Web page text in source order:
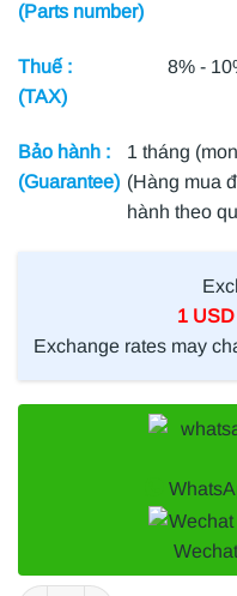
(Parts number)
Thuế :
(TAX)
8% -
Bảo hành :
(Guarantee)
1 tháng
(Hàng mua
hành theo
1
Exchange rates may
Wechat